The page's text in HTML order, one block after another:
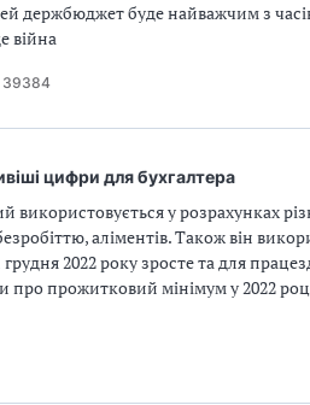
держбюджет буде найважчим з
війна
39384
цифри для бухгалтера
у розрахунках
аліментів. Також він
2022 року зросте та для
про прожитковий мінімум у 2022